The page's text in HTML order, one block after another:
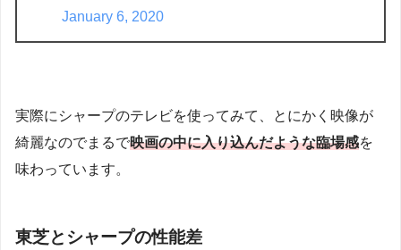
January 6, 2020
実際にシャープのテレビを使ってみて、とにかく映像が
綺麗なのでまるで映画の中に入り込んだような臨場感を
味わっています。
東芝とシャープの性能差